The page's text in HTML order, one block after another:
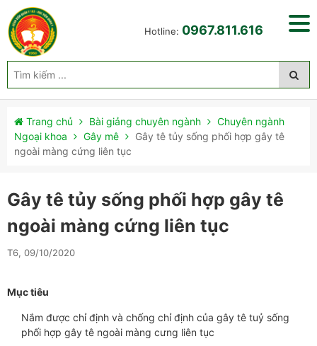
Hotline: 0967.811.616
Trang chủ Bài giảng chuyên ngành
Chuyên ngành
Ngoại khoa
Gây mê
Gây tê tủy sống phối hợp gây tê
ngoài màng cứng liên tục
Gây tê tủy sống phối hợp gây tê
ngoài màng cứng liên tục
T6, 09/10/2020
Mục tiêu
Nắm được chỉ định và chống chỉ định của gây tê tuỷ sống
phối hợp gây tê ngoài màng cưng liên tục